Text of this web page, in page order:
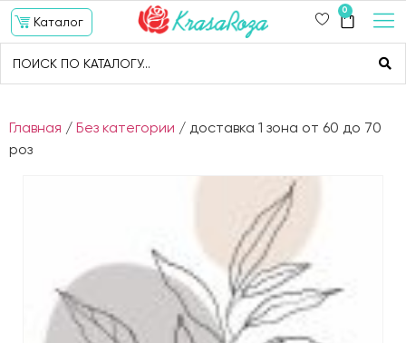
Каталог
0
Главная / Без категории / доставка 1 зона от 60 до 70
роз